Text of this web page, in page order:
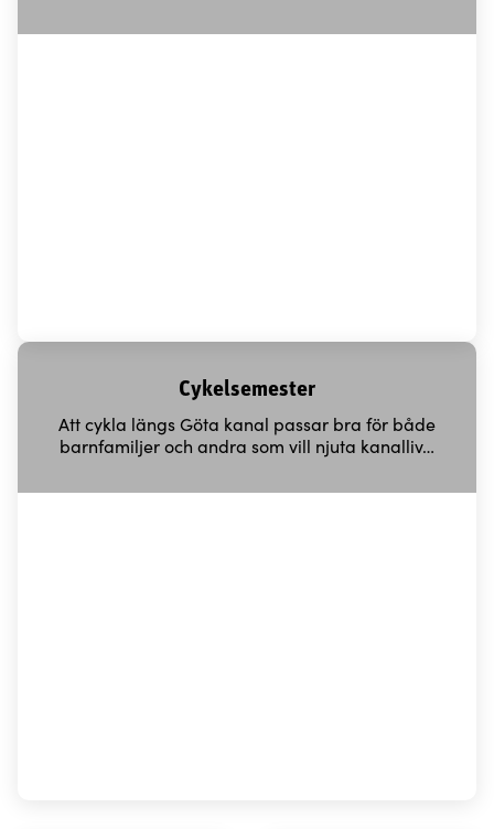
Cykelsemester
Att cykla längs Göta kanal passar bra för både
barnfamiljer och andra som vill njuta kanalliv…